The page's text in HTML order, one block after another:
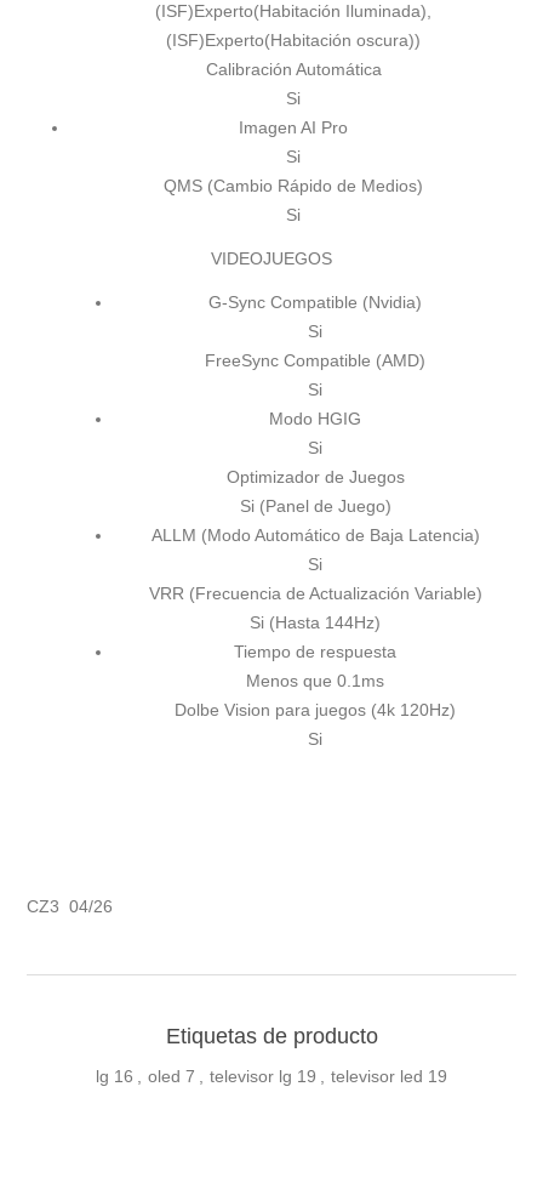
(ISF)Experto(Habitación Iluminada),
(ISF)Experto(Habitación oscura))
Calibración Automática
Si
Imagen AI Pro
Si
QMS (Cambio Rápido de Medios)
Si
VIDEOJUEGOS
G-Sync Compatible (Nvidia)
Si
FreeSync Compatible (AMD)
Si
Modo HGIG
Si
Optimizador de Juegos
Si (Panel de Juego)
ALLM (Modo Automático de Baja Latencia)
Si
VRR (Frecuencia de Actualización Variable)
Si (Hasta 144Hz)
Tiempo de respuesta
Menos que 0.1ms
Dolbe Vision para juegos (4k 120Hz)
Si
CZ3 04/26
Etiquetas de producto
lg 16 , oled 7 , televisor lg 19 , televisor led 19